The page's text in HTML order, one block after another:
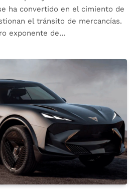
ha convertido en el cimiento de
el tránsito de mercancías.
exponente de…